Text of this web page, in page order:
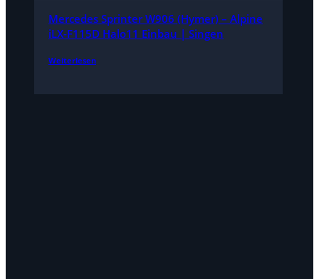
Mercedes Sprinter W906 (Hymer) – Alpine
iLX-F115D Halo11 Einbau | Singen
Weiterlesen